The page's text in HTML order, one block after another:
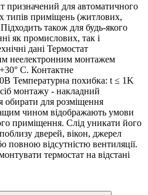
призначений для автоматичного
типів приміщень (житлових,
Підходить також для будь-якого
як промислових, так і
дані Термостат
неелектронним монтажем
С. Контактне
Температурна похибка: t ≤ 1K
монтажу - накладний
обирати для розміщення
чином відображають умови
приміщення. Слід уникати його
дверей, вікон, джерел
повною відсутністю вентиляції.
термостат на відстані